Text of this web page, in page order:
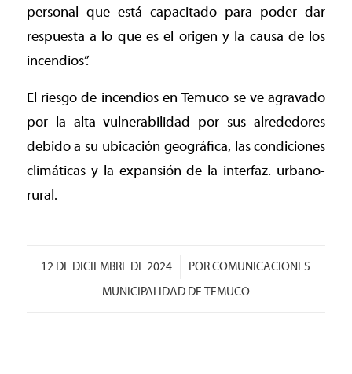
personal que está capacitado para poder dar
respuesta a lo que es el origen y la causa de los
incendios”.
El riesgo de incendios en Temuco se ve agravado
por la alta vulnerabilidad por sus alrededores
debido a su ubicación geográfica, las condiciones
climáticas y la expansión de la interfaz. urbano-
rural.
12 DE DICIEMBRE DE 2024
/ PORCOMUNICACIONES
MUNICIPALIDAD DE TEMUCO